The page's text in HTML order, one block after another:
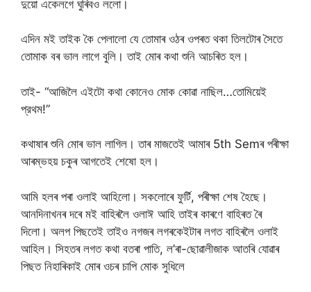
দুয়ো একেলগে ঘুৰিবও ললো।
এদিন মই তাইক কৈ পেলালো যে তোমাৰ ওঠৰ ওপৰত থকা তিলটোৰ সৈতে
তোমাক বৰ ভাল লাগে বুলি। তাই মোৰ কথা শুনি আচৰিত হল।
তাই- “আজিলৈ এইটো কথা কোনেও মোক কোৱা নাছিল…তোমিয়েই
প্রথম!”
কথাষাৰ শুনি মোৰ ভাল লাগিল। তাৰ মাজতেই আমাৰ 5th Semৰ পৰীক্ষা
আৰম্ভহয় চকুৰ আগতেই শেষো হল।
আমি হলৰ পৰা ওলাই আহিলো। সকলোৰে ফুৰ্টি, পৰীক্ষা শেষ হৈছে।
আনদিনাখনৰ দৰে মই বাহিৰলৈ ওলাঈ আহি তাইৰ কাৰণে বাহিৰত ৰৈ
দিলো। অলপ পিছতেই তাইও নগজৰ লগৰকেইটাৰ লগত বাহিৰলৈ ওলাই
আহিল। সিহতৰ লগত কথা বতৰা পাতি, ল’ৰা-ছোৱালীজাক আতৰি যোৱাৰ
পিছত নিহাৰিকাই মোৰ ওচৰ চাপি মোক সুধিলে